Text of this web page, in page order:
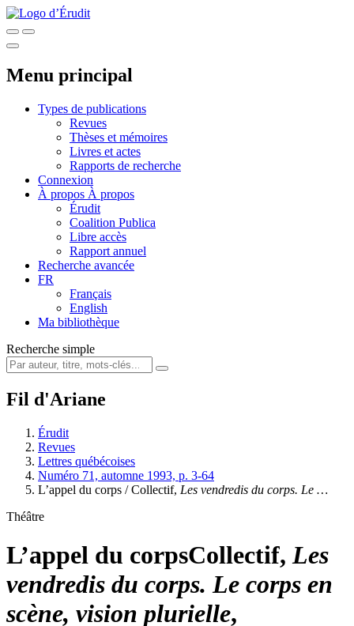
Menu principal
Types de publications
Revues
Thèses et mémoires
Livres et actes
Rapports de recherche
Connexion
À propos À propos
Érudit
Coalition Publica
Libre accès
Rapport annuel
Recherche avancée
FR
Français
English
Ma bibliothèque
Recherche simple
Fil d'Ariane
Érudit
Revues
Lettres québécoises
Numéro 71, automne 1993, p. 3-64
L’appel du corps / Collectif, Les vendredis du corps. Le …
Théâtre
L’appel du corpsCollectif, Les
vendredis du corps. Le corps en
scène, vision plurielle,